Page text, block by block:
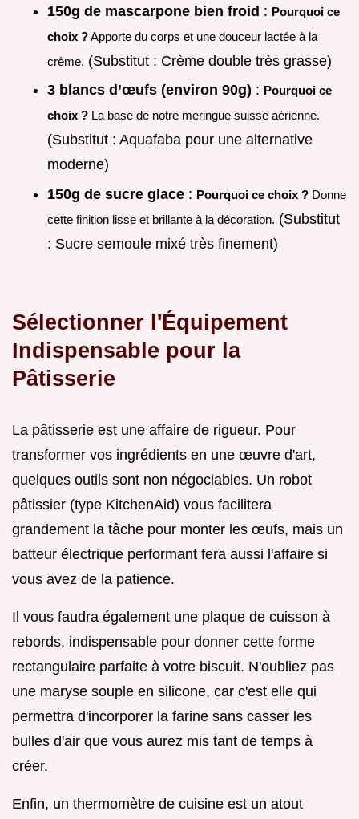
150g de mascarpone bien froid : Pourquoi ce
choix ?Apporte du corps et une douceur lactée à la
crème. (Substitut : Crème double très grasse)
3 blancs d’œufs (environ 90g) : Pourquoi ce
choix ? La base de notre meringue suisse aérienne.
(Substitut : Aquafaba pour une alternative
moderne)
150g de sucre glace : Pourquoi ce choix ? Donne
cette finition lisse et brillante à la décoration. (Substitut
: Sucre semoule mixé très finement)
Sélectionner l'Équipement
Indispensable pour la
Pâtisserie
La pâtisserie est une affaire de rigueur. Pour
transformer vos ingrédients en une œuvre d'art,
quelques outils sont non négociables. Un robot
pâtissier (type KitchenAid) vous facilitera
grandement la tâche pour monter les œufs, mais un
batteur électrique performant fera aussi l'affaire si
vous avez de la patience.
Il vous faudra également une plaque de cuisson à
rebords, indispensable pour donner cette forme
rectangulaire parfaite à votre biscuit. N'oubliez pas
une maryse souple en silicone, car c'est elle qui
permettra d'incorporer la farine sans casser les
bulles d'air que vous aurez mis tant de temps à
créer.
Enfin, un thermomètre de cuisine est un atout